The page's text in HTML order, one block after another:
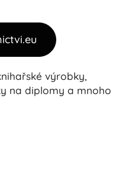
výrobky,
na diplomy a mnoho